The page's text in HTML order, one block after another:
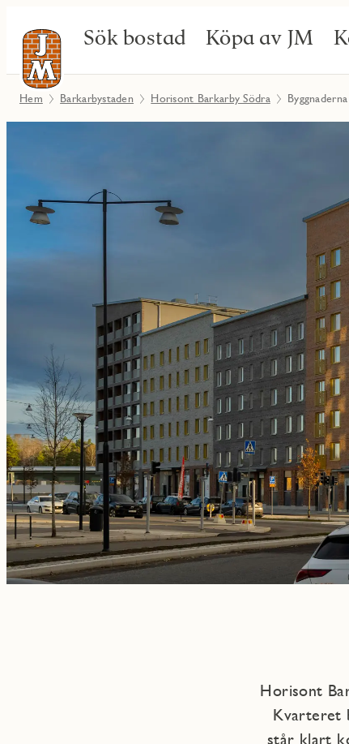
Sök bostad Köpa av JM
Hem Barkarbystaden Horisont Barkarby Södra Byggnaderna
Horisont
Kvarteret
står klart